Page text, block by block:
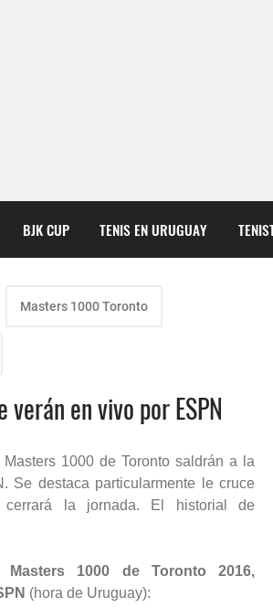
BJK CUP TENIS EN URUGUAY
Masters 1000 Toronto
en vivo por ESPN
1000 de Toronto saldrán a la
Se destaca particularmente le cruce
la jornada. El historial de
1000 de Toronto 2016,
(hora de Uruguay):